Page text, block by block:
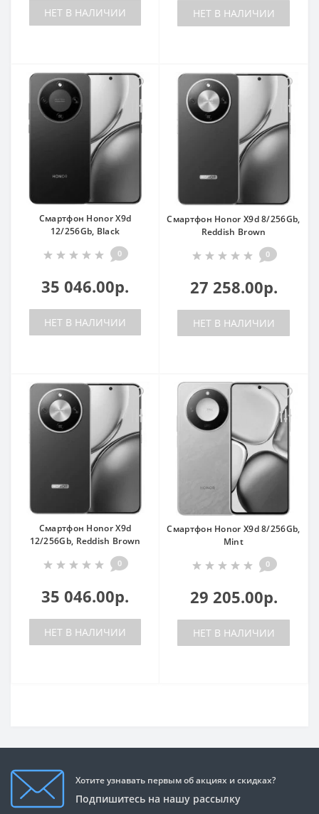
НЕТ В НАЛИЧИИ НЕТ В НАЛИЧИИ
Смартфон Honor X9d
12/256Gb, Black
0
35 046.00р.
НЕТ В НАЛИЧИИ
Смартфон Honor X9d 8/256Gb,
Reddish Brown
0
27 258.00р.
НЕТ В НАЛИЧИИ
Смартфон Honor X9d
12/256Gb, Reddish Brown
0
35 046.00р.
НЕТ В НАЛИЧИИ
Смартфон Honor X9d 8/256Gb,
Mint
0
29 205.00р.
НЕТ В НАЛИЧИИ
Хотите узнавать первым об акциях и скидках?
Подпишитесь на нашу рассылку